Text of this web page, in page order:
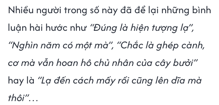
Nhiều người trong số này đã để lại những bình
luận hài hước như “Đúng là hiện tượng lạ”,
“Nghìn năm có một mà”, “Chắc là ghép cành,
cơ mà vẫn hoan hô chủ nhân của cây bưởi”
hay là “Lạ đến cách mấy rồi cũng lên dĩa mà
thôi”…